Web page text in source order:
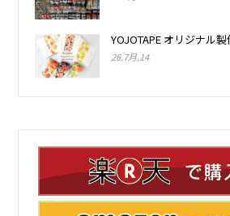
YOJOTAPE オリジナル
26.7月.14